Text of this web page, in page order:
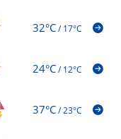
32°C/17°C
24°C/12°C
37°C/23°C